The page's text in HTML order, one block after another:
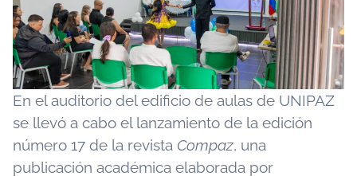
En el auditorio del edificio de aulas de UNIPAZ
se llevó a cabo el lanzamiento de la edición
número 17 de la revista Compaz, una
publicación académica elaborada por